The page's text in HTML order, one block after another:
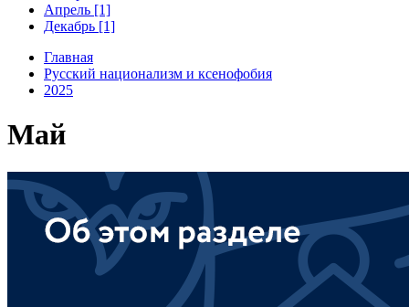
Апрель [1]
Декабрь [1]
Главная
Русский национализм и ксенофобия
2025
Май